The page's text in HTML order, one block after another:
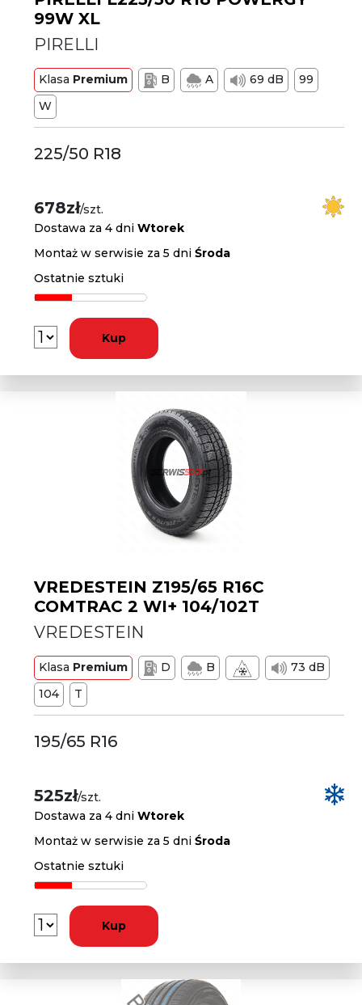
99W XL
PIRELLI
Klasa Premium B A 69 dB
99
W
225/50 R18
678zł/szt.
Dostawa za 4 dniWtorek
Montaż w serwisie za 5 dniŚroda
Ostatnie sztuki
Kup
VREDESTEIN Z195/65 R16C
COMTRAC 2 WI+ 104/102T
VREDESTEIN
Klasa Premium D B
73 dB
104
T
195/65 R16
525zł/szt.
Dostawa za 4 dniWtorek
Montaż w serwisie za 5 dniŚroda
Ostatnie sztuki
Kup